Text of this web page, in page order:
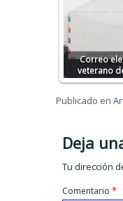
Correo
veterano
Publicado en
Deja
Tu dirección
Comentario*